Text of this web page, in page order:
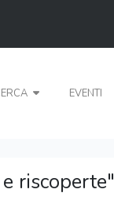
EVENTI
riscoperte"